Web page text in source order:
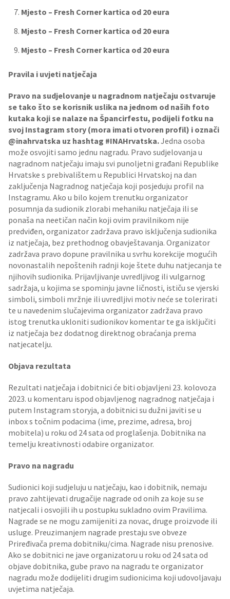
Mjesto – Fresh Corner kartica od 20 eura
Mjesto – Fresh Corner kartica od 20 eura
Mjesto – Fresh Corner kartica od 20 eura
Pravila i uvjeti natječaja
Pravo na sudjelovanje u nagradnom natječaju ostvaruje
se tako što se korisnik uslika na jednom od naših foto
kutaka koji se nalaze na Špancirfestu, podijeli fotku na
svoj Instagram story (mora imati otvoren profil) i označi
@inahrvatska uz hashtag #INAHrvatska.Jedna osoba
može osvojiti samo jednu nagradu. Pravo sudjelovanja u
nagradnom natječaju imaju svi punoljetni građani Republike
Hrvatske s prebivalištem u Republici Hrvatskoj na dan
zaključenja Nagradnog natječaja koji posjeduju profil na
Instagramu. Ako u bilo kojem trenutku organizator
posumnja da sudionik zlorabi mehaniku natječaja ili se
ponaša na neetičan način koji ovim pravilnikom nije
predviđen, organizator zadržava pravo isključenja sudionika
iz natječaja, bez prethodnog obavještavanja. Organizator
zadržava pravo dopune pravilnika u svrhu korekcije mogućih
novonastalih nepoštenih radnji koje štete duhu natjecanja te
njihovih sudionika. Prijavljivanje uvredljivog ili vulgarnog
sadržaja, u kojima se spominju javne ličnosti, ističu se vjerski
simboli, simboli mržnje ili uvredljivi motiv neće se tolerirati
te u navedenim slučajevima organizator zadržava pravo
istog trenutka ukloniti sudionikov komentar te ga isključiti
iz natječaja bez dodatnog direktnog obraćanja prema
natjecatelju.
Objava rezultata
Rezultati natječaja i dobitnici će biti objavljeni 23. kolovoza
2023. u komentaru ispod objavljenog nagradnog natječaja i
putem Instagram storyja, a dobitnici su dužni javiti se u
inbox s točnim podacima (ime, prezime, adresa, broj
mobitela) u roku od 24 sata od proglašenja. Dobitnika na
temelju kreativnosti odabire organizator.
Pravo na nagradu
Sudionici koji sudjeluju u natječaju, kao i dobitnik, nemaju
pravo zahtijevati drugačije nagrade od onih za koje su se
natjecali i osvojili ih u postupku sukladno ovim Pravilima.
Nagrade se ne mogu zamijeniti za novac, druge proizvode ili
usluge. Preuzimanjem nagrade prestaju sve obveze
Priređivača prema dobitniku/cima. Nagrade nisu prenosive.
Ako se dobitnici ne jave organizatoru u roku od 24 sata od
objave dobitnika, gube pravo na nagradu te organizator
nagradu može dodijeliti drugim sudionicima koji udovoljavaju
uvjetima natječaja.